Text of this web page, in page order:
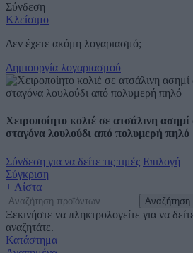
Σύνδεση
Κλείσιμο
Δεν έχετε ακόμη λογαριασμό;
Δημιουργία λογαριασμού
Χειροποίητο κολιέ σε ατσάλινη ασημί
σταγόνα λουλούδι από πολυμερή πηλό
Σύνδεση για να δείτε τις τιμές Επιλογή
Σύγκριση
+ Λίστα
Αναζήτηση
Ξεκινήστε να πληκτρολογείτε για να
αναζητάτε.
Κατάστημα